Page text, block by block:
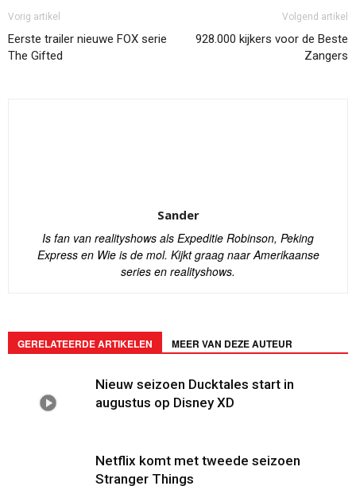
Vorig artikel
Eerste trailer nieuwe FOX serie
The Gifted
Volgend artikel
928.000 kijkers voor de Beste
Zangers
Sander
Is fan van realityshows als Expeditie Robinson, Peking
Express en Wie is de mol. Kijkt graag naar Amerikaanse
series en realityshows.
GERELATEERDE ARTIKELEN MEER VAN DEZE AUTEUR
Nieuw seizoen Ducktales start in
augustus op Disney XD
Netflix komt met tweede seizoen
Stranger Things